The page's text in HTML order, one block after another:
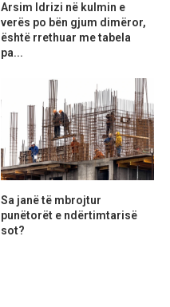
Arsim Idrizi në kulmin e
verës po bën gjum dimëror,
është rrethuar me tabela
pa...
Sa janë të mbrojtur
punëtorët e ndërtimtarisë
sot?